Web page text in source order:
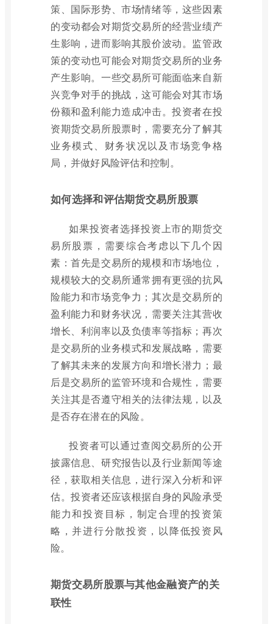
策、国际形势、市场情绪等，这些因素
的变动都会对期货交易所的经营业绩产
生影响，进而影响其股价波动。监管政
策的变动也可能会对期货交易所的业务
产生影响。一些交易所可能面临来自新
兴竞争对手的挑战，这可能会对其市场
份额和盈利能力造成冲击。投资者在投
资期货交易所股票时，需要充分了解其
业务模式、财务状况以及市场竞争格
局，并做好风险评估和控制。
如何选择和评估期货交易所股票
如果投资者选择投资上市的期货交
易所股票，需要综合考虑以下几个因
素：首先是交易所的规模和市场地位，
规模较大的交易所通常拥有更强的抗风
险能力和市场竞争力；其次是交易所的
盈利能力和财务状况，需要关注其营收
增长、利润率以及负债率等指标；再次
是交易所的业务模式和发展战略，需要
了解其未来的发展方向和增长潜力；最
后是交易所的监管环境和合规性，需要
关注其是否遵守相关的法律法规，以及
是否存在潜在的风险。
投资者可以通过查阅交易所的公开
披露信息、研究报告以及行业新闻等途
径，获取相关信息，进行深入分析和评
估。投资者还应该根据自身的风险承受
能力和投资目标，制定合理的投资策
略，并进行分散投资，以降低投资风
险。
期货交易所股票与其他金融资产的关
联性